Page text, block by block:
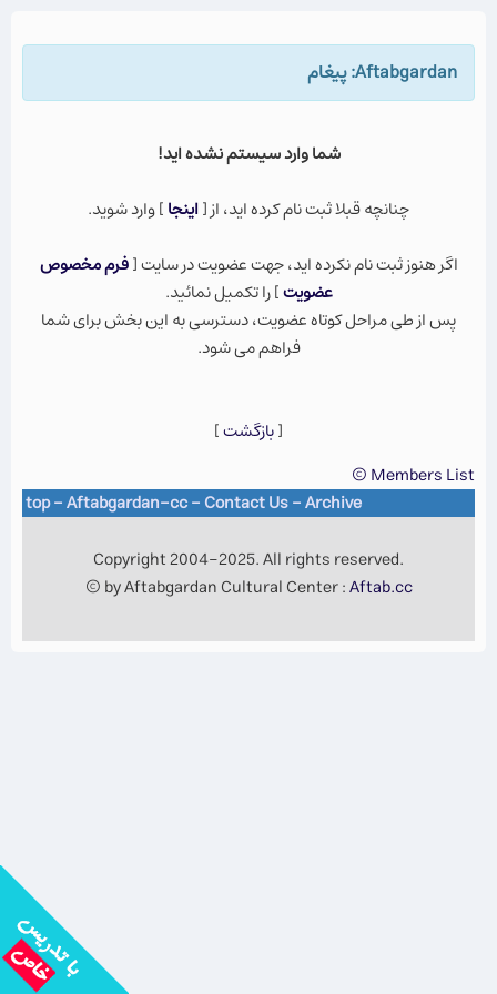
Aftabgardan: پيغام
شما وارد سيستم نشده ايد!
چنانچه قبلا ثبت نام كرده ايد، از [اينجا] وارد شويد.
اگر هنوز ثبت نام نكرده ايد، جهت عضویت در سایت [فرم مخصوص
عضویت] را تکمیل نمائید.
پس از طی مراحل کوتاه عضویت، دسترسی به این بخش برای شما
فراهم می شود.
[بازگشت]
Members List ©
top-Aftabgardan-cc-Contact Us -Archive
Copyright 2004-2025. All rights reserved.
© by Aftabgardan Cultural Center :Aftab.cc